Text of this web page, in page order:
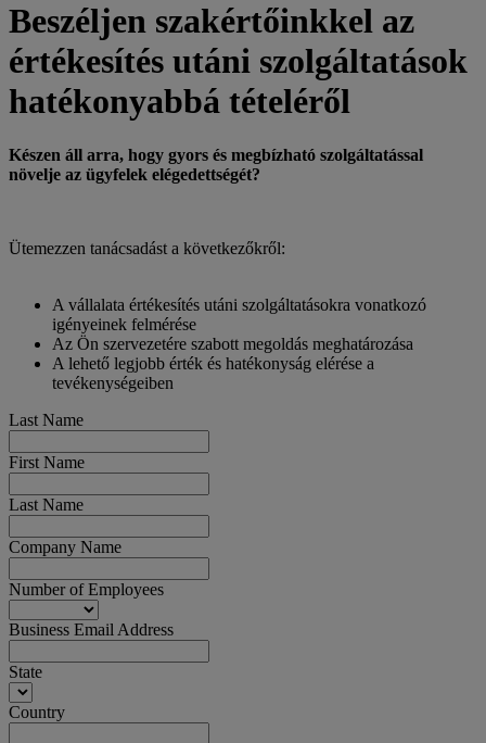
Beszéljen szakértőinkkel az
értékesítés utáni szolgáltatások
hatékonyabbá tételéről
Készen áll arra, hogy gyors és megbízható szolgáltatással
növelje az ügyfelek elégedettségét?
Ütemezzen tanácsadást a következőkről:
A vállalata értékesítés utáni szolgáltatásokra vonatkozó
igényeinek felmérése
Az Ön szervezetére szabott megoldás meghatározása
A lehető legjobb érték és hatékonyság elérése a
tevékenységeiben
Last Name
First Name
Last Name
Company Name
Number of Employees
Business Email Address
State
Country